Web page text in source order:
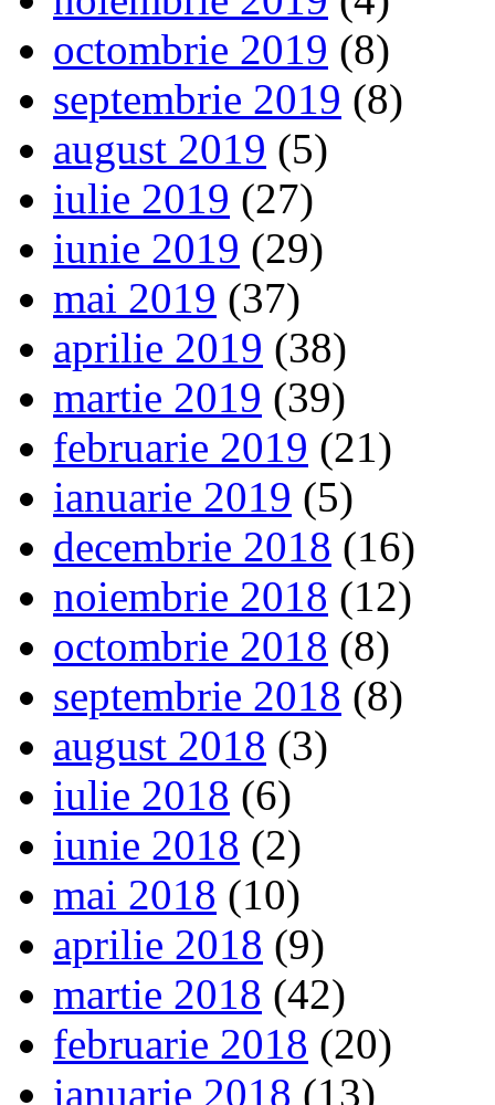
octombrie 2019 (8)
septembrie 2019 (8)
august 2019 (5)
iulie 2019 (27)
iunie 2019 (29)
mai 2019 (37)
aprilie 2019 (38)
martie 2019 (39)
februarie 2019 (21)
ianuarie 2019 (5)
decembrie 2018 (16)
noiembrie 2018 (12)
octombrie 2018 (8)
septembrie 2018 (8)
august 2018 (3)
iulie 2018 (6)
iunie 2018 (2)
mai 2018 (10)
aprilie 2018 (9)
martie 2018 (42)
februarie 2018 (20)
ianuarie 2018 (13)